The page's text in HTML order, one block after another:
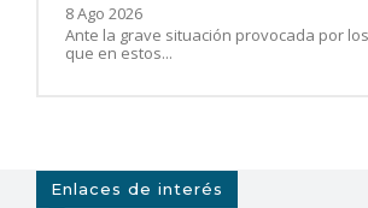
8 Ago 2026
Ante la grave situación provocada por
que en estos...
Enlaces de interés